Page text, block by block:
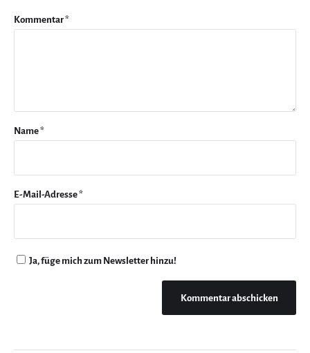
Kommentar*
Name*
E-Mail-Adresse*
Ja, füge mich zum Newsletter hinzu!